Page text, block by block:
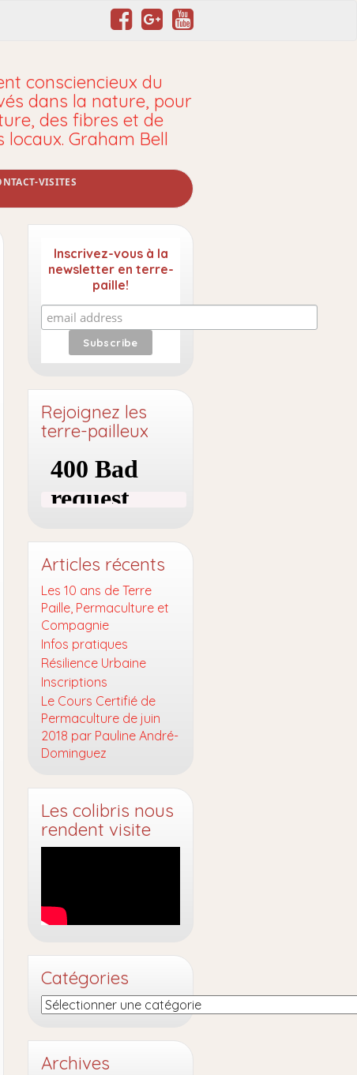
consciencieux du
dans la nature, pour
des fibres et de
locaux. Graham Bell
VISITES
Inscrivez-vous à la
newsletter en terre-
paille!
Rejoignez les
terre-pailleux
Articles récents
Les 10 ans de Terre
Paille, Permaculture et
Compagnie
Infos pratiques
Résilience Urbaine
Inscriptions
Le Cours Certifié de
Permaculture de juin
2018 par Pauline André-
Dominguez
Les colibris nous
rendent visite
Catégories
Catégories
Archives